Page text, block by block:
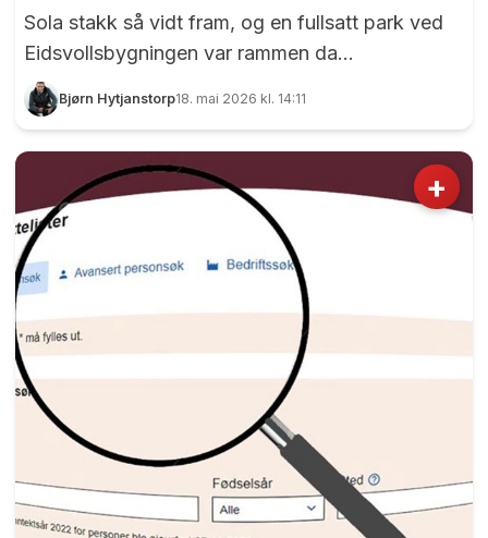
Sola stakk så vidt fram, og en fullsatt park ved
Eidsvollsbygningen var rammen da
stortingsrepresentant Ine Eriksen Søreide holdt
årets hovedtale under kveldsarrangementet.
Bjørn Hytjanstorp18. mai 2026 kl. 14:11
+